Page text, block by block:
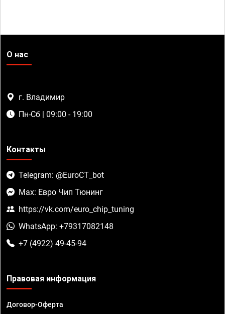
О нас
г. Владимир
Пн-Сб | 09:00 - 19:00
Контакты
Telegram: @EuroCT_bot
Max: Евро Чип Тюнинг
https://vk.com/euro_chip_tuning
WhatsApp: +79317082148
+7 (4922) 49-45-94
Правовая информация
Договор-Оферта